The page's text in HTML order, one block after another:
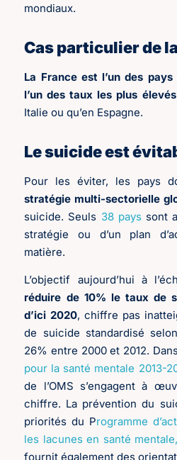
mondiaux.
Cas particulier de
La France est l’un des
l’un des taux les plus élevés
Italie ou qu’en Espagne.
Le suicide est
Pour les éviter, les pays
stratégie multi-sectorielle
suicide. Seuls 38 payssont
stratégie ou d’un plan
matière.
L’objectif aujourd’hui à
réduire de 10% le taux de
d’ici 2020, chiffre pas
de suicide standardisé
26% entre 2000 et 2012.
pour la santé mentale 2013-
de l’OMS s’engagent à
chiffre. La prévention du
priorités du Programme
les lacunes en santé mentale,
fournit également des